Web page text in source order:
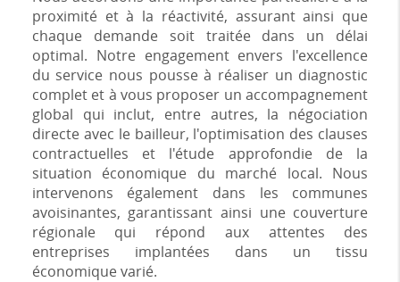
proximité et à la réactivité, assurant ainsi que
chaque demande soit traitée dans un délai
optimal. Notre engagement envers l'excellence
du service nous pousse à réaliser un diagnostic
complet et à vous proposer un accompagnement
global qui inclut, entre autres, la négociation
directe avec le bailleur, l'optimisation des clauses
contractuelles et l'étude approfondie de la
situation économique du marché local. Nous
intervenons également dans les communes
avoisinantes, garantissant ainsi une couverture
régionale qui répond aux attentes des
entreprises implantées dans un tissu
économique varié.